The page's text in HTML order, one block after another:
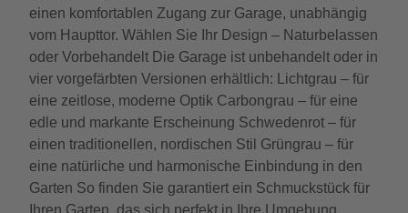
einen komfortablen Zugang zur Garage, unabhängig
vom Haupttor. Wählen Sie Ihr Design – Naturbelassen
oder Vorbehandelt Die Garage ist unbehandelt oder in
vier vorgefärbten Versionen erhältlich: Lichtgrau – für
eine zeitlose, moderne Optik Carbongrau – für eine
edle und markante Erscheinung Schwedenrot – für
einen traditionellen, nordischen Stil Grüngrau – für
eine natürliche und harmonische Einbindung in den
Garten So finden Sie garantiert ein Schmuckstück für
Ihren Garten, das sich perfekt in Ihre Umgebung